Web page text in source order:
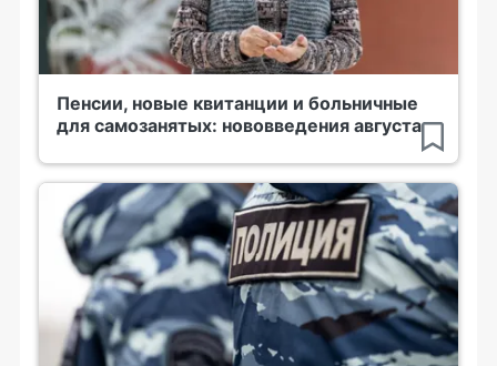
Пенсии, новые квитанции и больничные
для самозанятых: нововведения августа